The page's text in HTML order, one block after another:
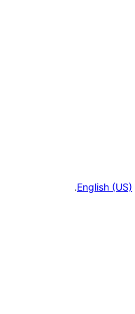
English (US)
.